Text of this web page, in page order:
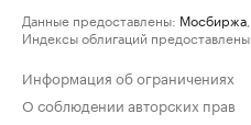
Данные предоставлены: Мосбиржа
Индексы облигаций
Информация об ограничениях
О соблюдении авторских прав